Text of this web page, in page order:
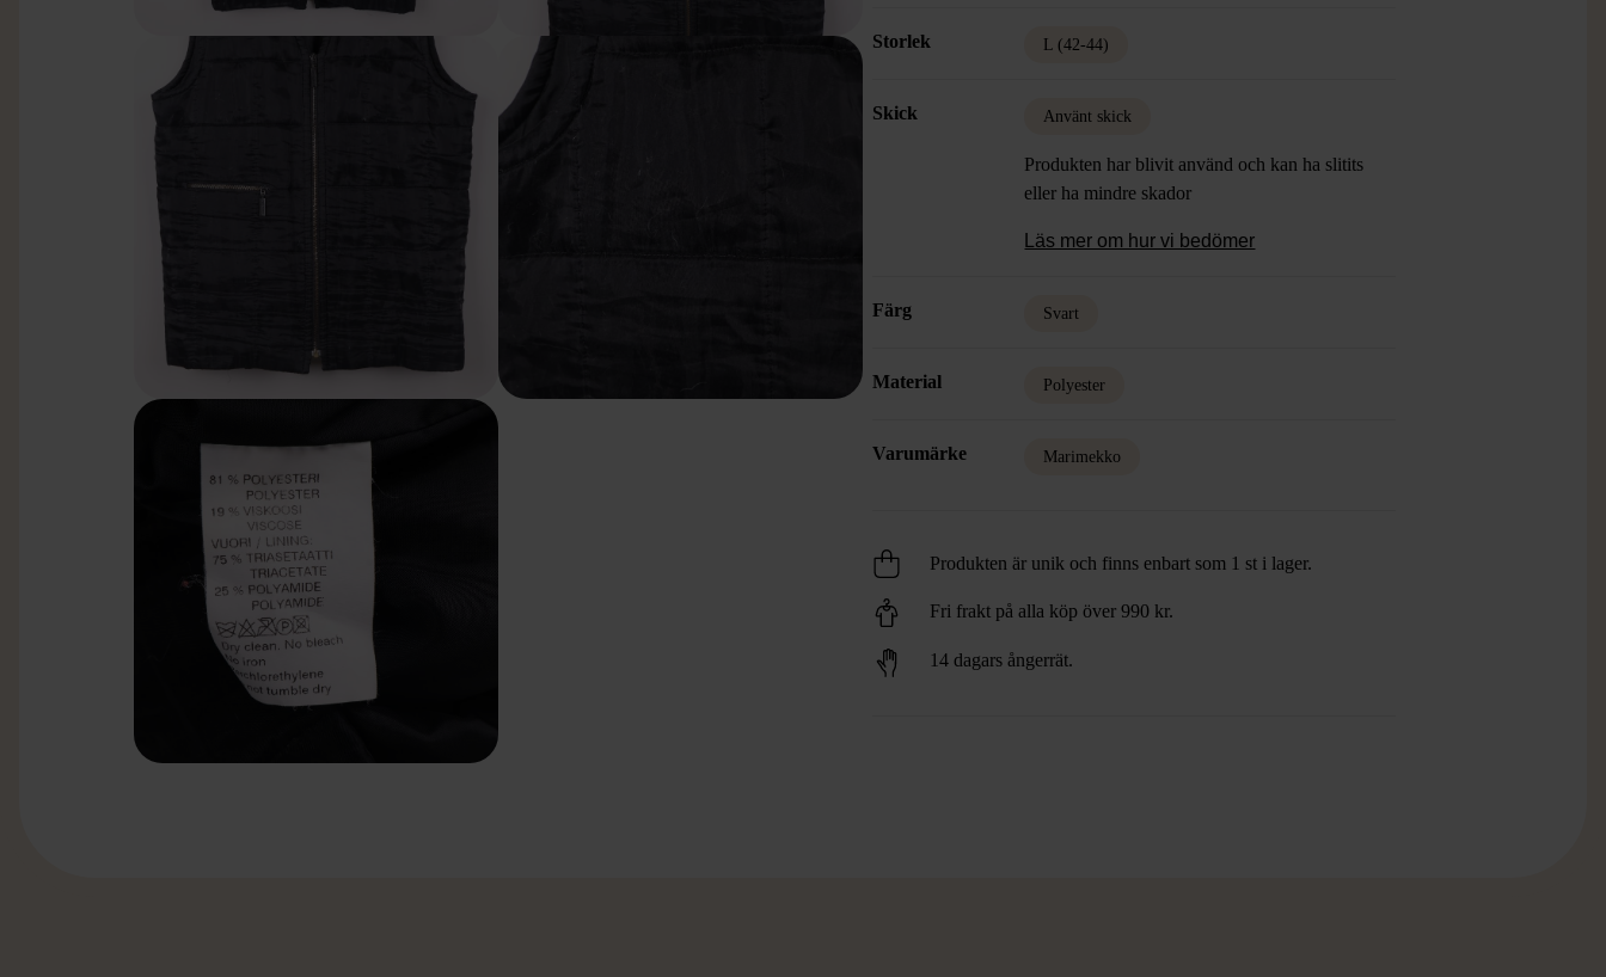
Skick: Gott Skick
Storlek L (42-44)
Skick Använt skick
Produkten har blivit använd och kan ha slitits
eller ha mindre skador
Läs mer om hur vi bedömer
Färg Svart
Material Polyester
Varumärke Marimekko
Produkten är unik och finns enbart som 1 st i lager.
Fri frakt på alla köp över 990 kr.
14 dagars ångerrät.